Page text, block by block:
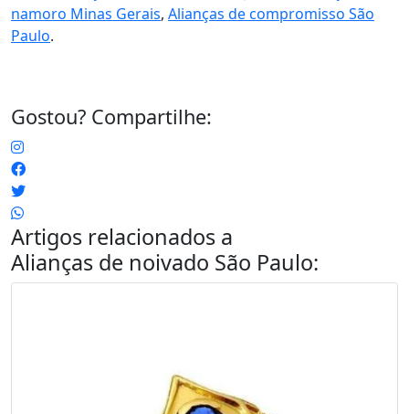
namoro Minas Gerais, Alianças de compromisso São
Paulo.
Gostou? Compartilhe:
Artigos relacionados a
Alianças de noivado São Paulo: